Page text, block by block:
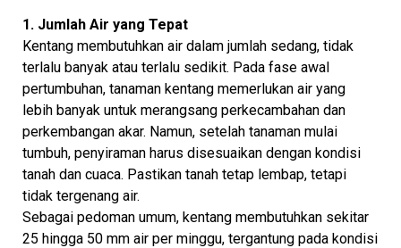
1. Jumlah Air yang Tepat
Kentang membutuhkan air dalam jumlah sedang, tidak
terlalu banyak atau terlalu sedikit. Pada fase awal
pertumbuhan, tanaman kentang memerlukan air yang
lebih banyak untuk merangsang perkecambahan dan
perkembangan akar. Namun, setelah tanaman mulai
tumbuh, penyiraman harus disesuaikan dengan kondisi
tanah dan cuaca. Pastikan tanah tetap lembap, tetapi
tidak tergenang air.
Sebagai pedoman umum, kentang membutuhkan sekitar
25 hingga 50 mm air per minggu, tergantung pada kondisi